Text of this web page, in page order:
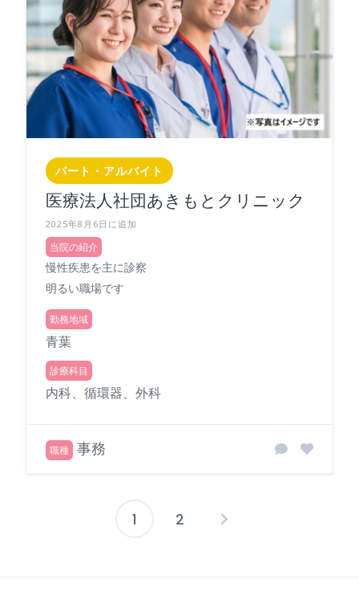
パート・アルバイト
医療法人社団あきもとクリニック
2025年8月6日に追加
当院の紹介
慢性疾患を主に診察
明るい職場です
勤務地域
青葉
診療科目
内科、循環器、外科
職種 事務
投
1 2